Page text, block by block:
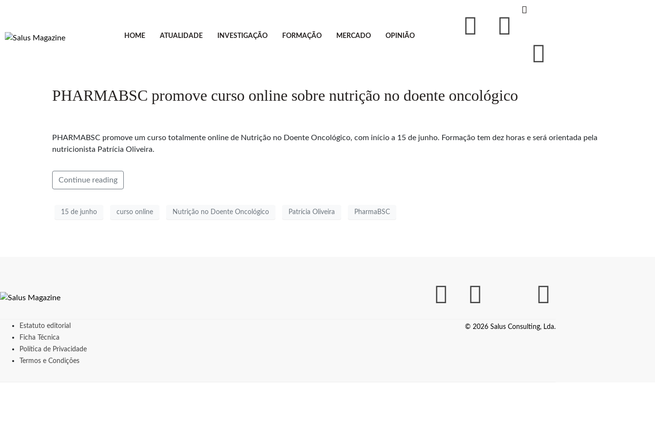
HOME ATUALIDADE INVESTIGAÇÃO FORMAÇÃO MERCADO OPINIÃO
PHARMABSC promove curso online sobre nutrição no doente oncológico
PHARMABSC promove um curso totalmente online de Nutrição no Doente Oncológico, com início a 15 de junho. Formação tem dez horas e será orientada pela
nutricionista Patrícia Oliveira.
Continue reading
15 de junho curso online Nutrição no Doente Oncológico Patrícia Oliveira PharmaBSC
Estatuto editorial
Ficha Técnica
Política de Privacidade
Termos e Condições
© 2026 Salus Consulting, Lda.